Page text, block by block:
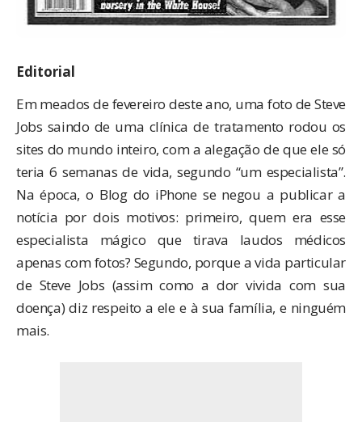
Editorial
Em meados de fevereiro deste ano, uma foto de Steve
Jobs saindo de uma clínica de tratamento rodou os
sites do mundo inteiro, com a alegação de que ele só
teria 6 semanas de vida, segundo “um especialista”.
Na época, o Blog do iPhone se negou a publicar a
notícia por dois motivos: primeiro, quem era esse
especialista mágico que tirava laudos médicos
apenas com fotos? Segundo, porque a vida particular
de Steve Jobs (assim como a dor vivida com sua
doença) diz respeito a ele e à sua família, e ninguém
mais.